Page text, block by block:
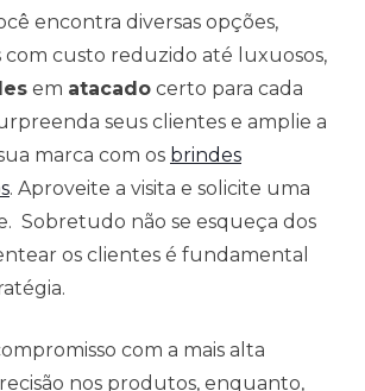
encontra diversas opções,
com custo reduzido até luxuosos,
em atacado certo para cada
seus clientes e amplie a
marca com os brindes
. Aproveite a visita e solicite uma
Sobretudo não se esqueça dos
os clientes é fundamental
com a mais alta
nos produtos, enquanto,